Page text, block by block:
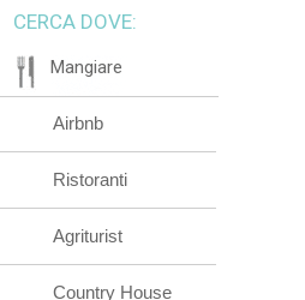
CERCA DOVE:
Mangiare
Airbnb
Ristoranti
Agriturist
Country House